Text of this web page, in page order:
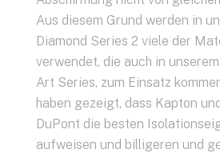
Aus diesem Grund werden in
Diamond Series 2 viele der
verwendet, die auch in
Art Series, zum Einsatz
haben gezeigt, dass Kapton
DuPont die besten
aufweisen und billigeren und